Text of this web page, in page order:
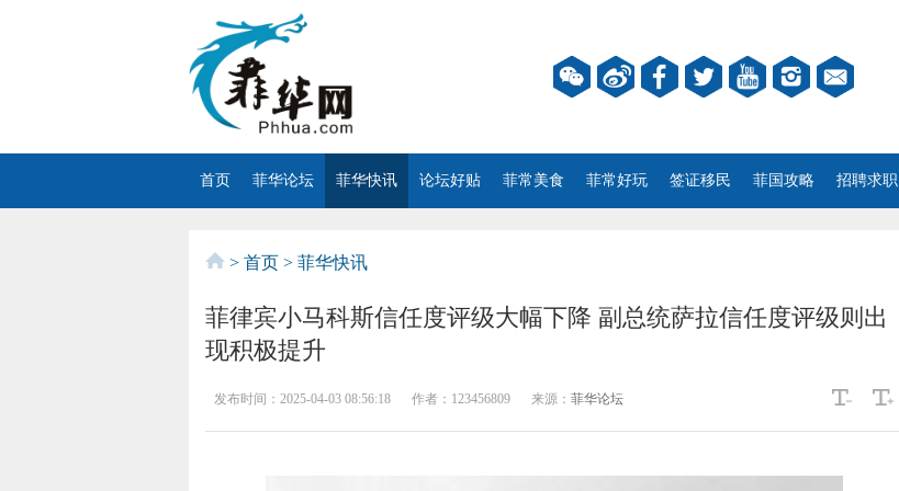
首页 菲华论坛 菲华快讯 论坛好贴 菲常美食 菲常好玩 签证移民 菲国攻略 招聘求职
> 首页 > 菲华快讯
菲律宾小马科斯信任度评级大幅下降 副总统萨拉信任度评级则出
现积极提升
发布时间： 2025-04-03 08:56:18 作者： 123456809 来源： 菲华论坛